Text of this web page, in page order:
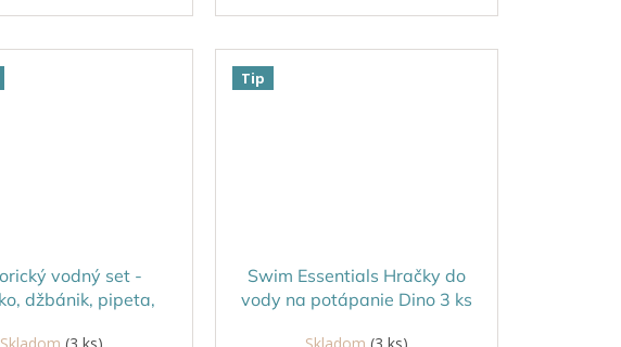
vodný set -
džbánik, pipeta,
Tip
Swim Essentials Hračky do
vody na potápanie Dino 3 ks